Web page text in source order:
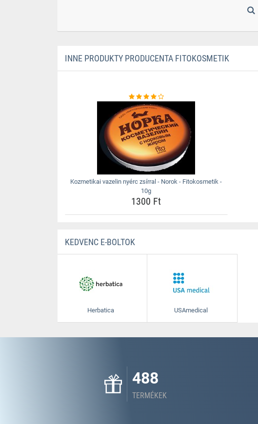
INNE PRODUKTY PRODUCENTA FITOKOSMETIK
Kozmetikai vazelin nyérc zsírral - Norok - Fitokosmetik -
10g
1300 Ft
KEDVENC E-BOLTOK
Herbatica USAmedical
488
TERMÉKEK